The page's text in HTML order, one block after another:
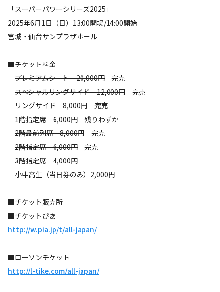
「スーパーパワーシリーズ2025」
2025年6月1日（日）13:00開場/14:00開始
宮城・仙台サンプラザホール
■チケット料金
プレミアムシート 20,000円 完売
スペシャルリングサイド 12,000円 完売
リングサイド 8,000円 完売
1階指定席 6,000円 残りわずか
2階最前列席 8,000円 完売
2階指定席 6,000円 完売
3階指定席 4,000円
小中高生（当日券のみ）2,000円
■チケット販売所
■チケットぴあ
http://w.pia.jp/t/all-japan/
■ローソンチケット
http://l-tike.com/all-japan/